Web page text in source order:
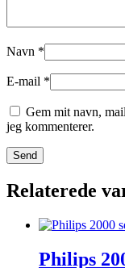
Navn *
E-mail *
Gem mit navn,
jeg kommenterer.
Relaterede
Philips